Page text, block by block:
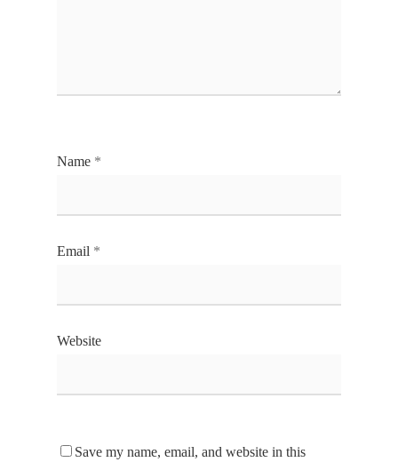
Name *
Email *
Website
Save my name, email, and website in this